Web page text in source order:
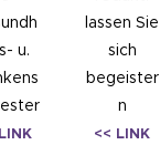
u.
lassen Sie
sich
begeister
n
<< LINK